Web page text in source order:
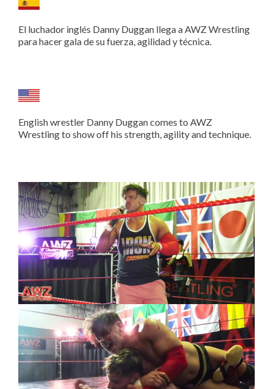
El luchador inglés Danny Duggan llega a AWZ Wrestling
para hacer gala de su fuerza, agilidad y técnica.
English wrestler Danny Duggan comes to AWZ
Wrestling to show off his strength, agility and technique.